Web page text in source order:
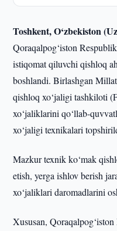
Toshkent, O‘zbekiston
Qoraqalpog‘iston
istiqomat qiluvchi qishloq
boshlandi. Birlashgan
qishloq xo‘jaligi tashkiloti
xo‘jaliklarini qo‘llab-
xo‘jaligi texnikalari
Mazkur texnik ko‘mak
etish, yerga ishlov berish
xo‘jaliklari daromadlarini
Xususan,